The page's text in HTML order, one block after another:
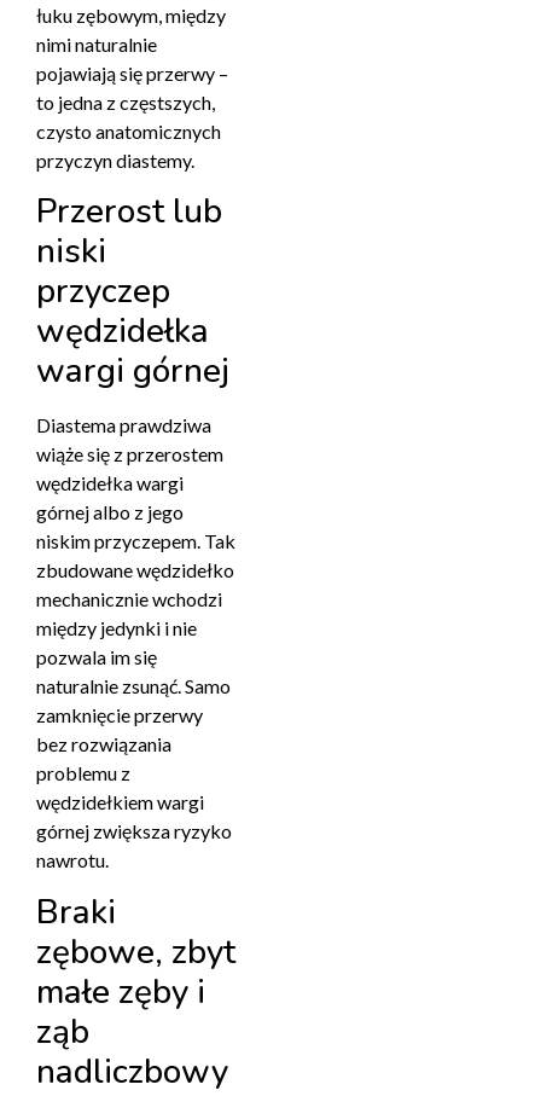
łuku zębowym, między
nimi naturalnie
pojawiają się przerwy –
to jedna z częstszych,
czysto anatomicznych
przyczyn diastemy.
Przerost lub
niski
przyczep
wędzidełka
wargi górnej
Diastema prawdziwa
wiąże się z przerostem
wędzidełka wargi
górnej albo z jego
niskim przyczepem. Tak
zbudowane wędzidełko
mechanicznie wchodzi
między jedynki i nie
pozwala im się
naturalnie zsunąć. Samo
zamknięcie przerwy
bez rozwiązania
problemu z
wędzidełkiem wargi
górnej zwiększa ryzyko
nawrotu.
Braki
zębowe, zbyt
małe zęby i
ząb
nadliczbowy